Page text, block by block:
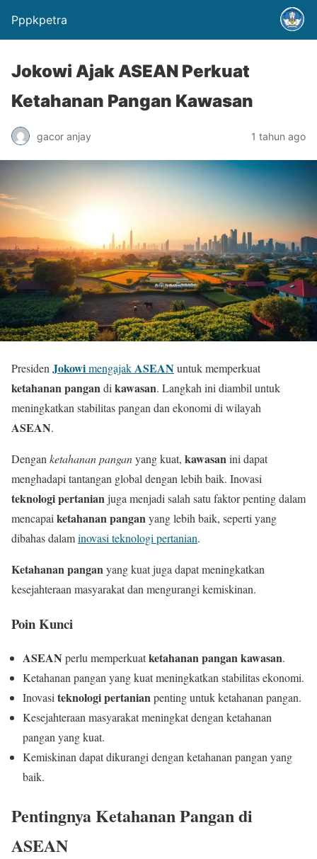
Pppkpetra
Jokowi Ajak ASEAN Perkuat
Ketahanan Pangan Kawasan
gacor anjay 1 tahun ago
Presiden JokowimengajakASEANuntuk memperkuat
ketahanan pangandi kawasan. Langkah ini diambil untuk
meningkatkan stabilitas pangan dan ekonomi di wilayah
ASEAN.
Dengan ketahanan panganyang kuat, kawasanini dapat
menghadapi tantangan global dengan lebih baik. Inovasi
teknologi pertanianjuga menjadi salah satu faktor penting dalam
mencapai ketahanan panganyang lebih baik, seperti yang
dibahas dalaminovasi teknologi pertanian.
Ketahanan panganyang kuat juga dapat meningkatkan
kesejahteraan masyarakat dan mengurangi kemiskinan.
Poin Kunci
ASEAN perlu memperkuatketahanan pangankawasan.
Ketahanan pangan yang kuat meningkatkan stabilitas ekonomi.
Inovasiteknologi pertanianpenting untuk ketahanan pangan.
Kesejahteraan masyarakat meningkat dengan ketahanan
pangan yang kuat.
Kemiskinan dapat dikurangi dengan ketahanan pangan yang
baik.
Pentingnya Ketahanan Pangan di
ASEAN